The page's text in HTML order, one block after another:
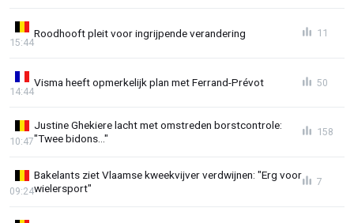
Roodhooft pleit voor ingrijpende verandering
15:44
11
Visma heeft opmerkelijk plan met Ferrand-Prévot
14:44
50
Justine Ghekiere lacht met omstreden borstcontrole:
"Twee bidons..."
10:47
158
Bakelants ziet Vlaamse kweekvijver verdwijnen: "Erg voor
wielersport"
09:24
7